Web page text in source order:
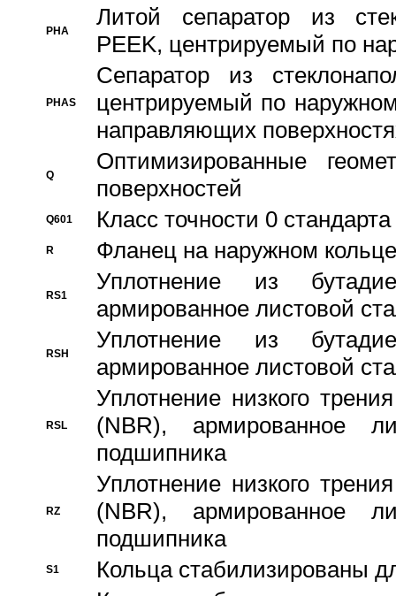
PHA
Литой сепаратор из
PEEK, центрируемый по
PHAS
Сепаратор из
центрируемый по
направляющих
Q
Оптимизированные
поверхностей
Q601 Класс точности 0
R Фланец на наружном кольце
RS1
Уплотнение из
армированное листовой
RSH
Уплотнение из
армированное листовой
RSL
Уплотнение низкого
(NBR), армированное
подшипника
RZ
Уплотнение низкого
(NBR), армированное
подшипника
S1 Кольца стабилизированы